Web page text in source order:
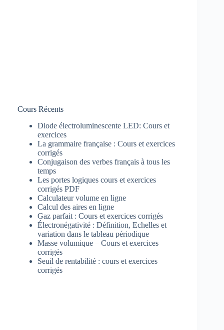
Cours Récents
Diode électroluminescente LED: Cours et
exercices
La grammaire française : Cours et exercices
corrigés
Conjugaison des verbes français à tous les
temps
Les portes logiques cours et exercices
corrigés PDF
Calculateur volume en ligne
Calcul des aires en ligne
Gaz parfait : Cours et exercices corrigés
Électronégativité : Définition, Echelles et
variation dans le tableau périodique
Masse volumique – Cours et exercices
corrigés
Seuil de rentabilité : cours et exercices
corrigés